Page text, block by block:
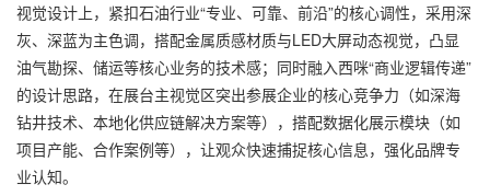
视觉设计上，紧扣石油行业“专业、可靠、前沿”的核心调性，采用深
灰、深蓝为主色调，搭配金属质感材质与LED大屏动态视觉，凸显
油气勘探、储运等核心业务的技术感；同时融入西咪“商业逻辑传递”
的设计思路，在展台主视觉区突出参展企业的核心竞争力（如深海
钻井技术、本地化供应链解决方案等），搭配数据化展示模块（如
项目产能、合作案例等），让观众快速捕捉核心信息，强化品牌专
业认知。